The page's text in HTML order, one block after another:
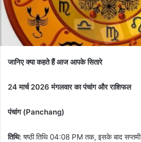
जानिए क्या कहते हैं आज आपके सितारे
24 मार्च 2026 मंगलवार का पंचांग और राशिफल
पंचांग (Panchang)
तिथि: षष्ठी तिथि 04:08 PM तक, इसके बाद सप्तमी